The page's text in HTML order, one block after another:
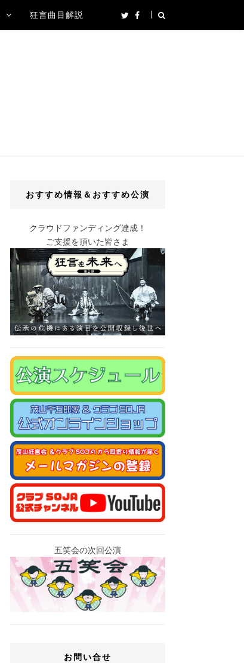
狂言曲目解説
おすすめ情報＆おすすめ公演
クラウドファンディング達成！
ご支援を頂いた皆さま
五笑会の次回公演
お問い合せ